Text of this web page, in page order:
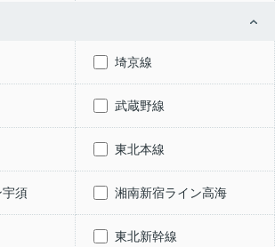
埼京線
武蔵野線
東北本線
宇須 湘南新宿ライン高海
東北新幹線